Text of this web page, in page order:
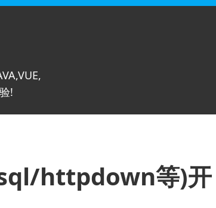
!
httpdown等)开